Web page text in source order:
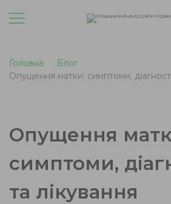
Головна
Блог
Опущення матки: симптоми,
Опущення
симптоми,
та лікування